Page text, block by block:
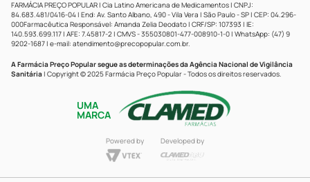
FARMÁCIA PREÇO POPULAR | Cia Latino Americana de Medicamentos | CNPJ:
84.683.481/0416-04 | End: Av. Santo Albano, 490 - Vila Vera | São Paulo - SP | CEP: 04.296-
000Farmacêutica Responsável: Amanda Zelia Deodato | CRF/SP: 107393 | IE:
140.593.699.117 | AFE: 7.45817-2 | CMVS - 355030801-477-008910-1-0 | WhatsApp: (47) 9
9202-1687 | e-mail: atendimento@precopopular.com.br.
A Farmácia Preço Popular segue as determinações da Agência Nacional de Vigilância
Sanitária | Copyright © 2025 Farmácia Preço Popular - Todos os direitos reservados.
UMA
MARCA
Powered by Developed by